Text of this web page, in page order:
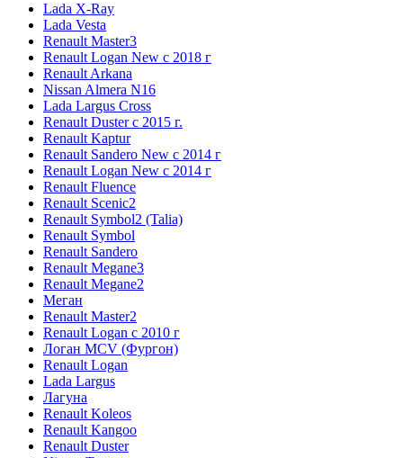
Lada X-Ray
Lada Vesta
Renault Master3
Renault Logan New с 2018 г
Renault Arkana
Nissan Almera N16
Lada Largus Cross
Renault Duster с 2015 г.
Renault Kaptur
Renault Sandero New с 2014 г
Renault Logan New с 2014 г
Renault Fluence
Renault Scenic2
Renault Symbol2 (Talia)
Renault Symbol
Renault Sandero
Renault Megane3
Renault Megane2
Меган
Renault Master2
Renault Logan c 2010 г
Логан МСV (Фургон)
Renault Logan
Lada Largus
Лагуна
Renault Koleos
Renault Kangoo
Renault Duster